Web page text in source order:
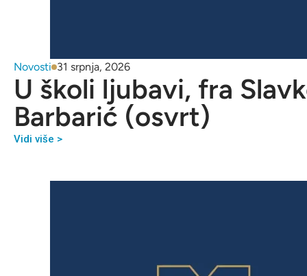
Novosti 31 srpnja, 2026
U školi ljubavi, fra
Barbarić (osvrt)
Vidi više >